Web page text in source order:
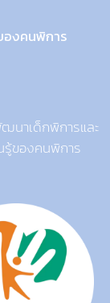
องคนพิการ
นาเด็กพิการและ
รู้ของคนพิการ